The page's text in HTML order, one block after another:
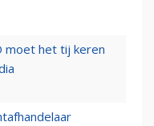
moet het tij keren